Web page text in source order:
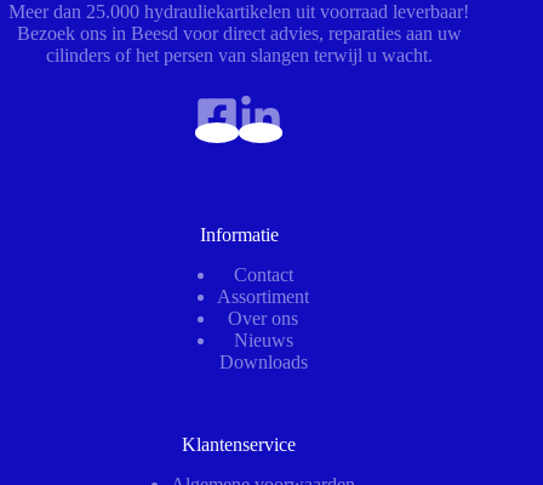
Meer dan 25.000 hydrauliekartikelen uit voorraad leverbaar!
Bezoek ons in Beesd voor direct advies, reparaties aan uw
cilinders of het persen van slangen terwijl u wacht.
Informatie
Contact
Assortiment
Over ons
Nieuws
Downloads
Klantenservice